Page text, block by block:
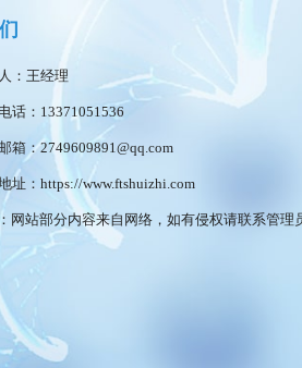
：王经理
话：13371051536
箱：2749609891@qq.com
址：https://www.ftshuizhi.com
网站部分内容来自网络，如有侵权请联系管理